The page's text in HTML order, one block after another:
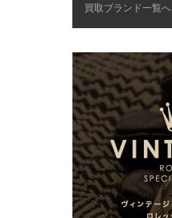
買取ブランド一覧へ